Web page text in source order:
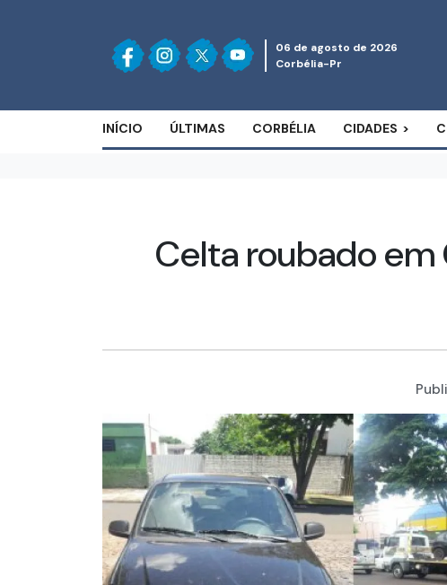
06 de agosto de 2026
Corbélia-Pr
INÍCIO ÚLTIMAS CORBÉLIA CIDADES
Celta roubado